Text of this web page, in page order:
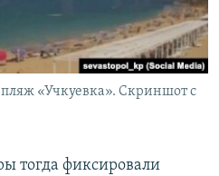
«Учкуевка». Скриншот с
тогда фиксировали